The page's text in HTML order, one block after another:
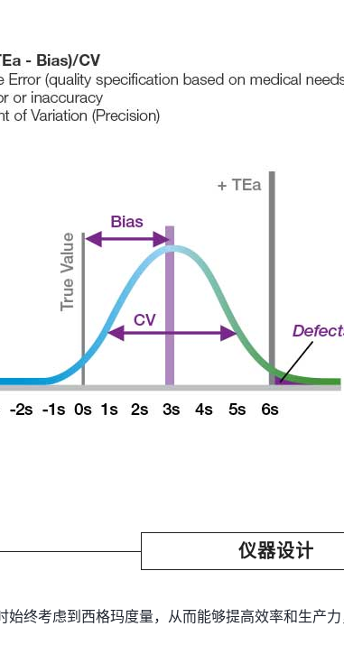
仪器设计
终考虑到西格玛度量，从而能够提高效率和生产力